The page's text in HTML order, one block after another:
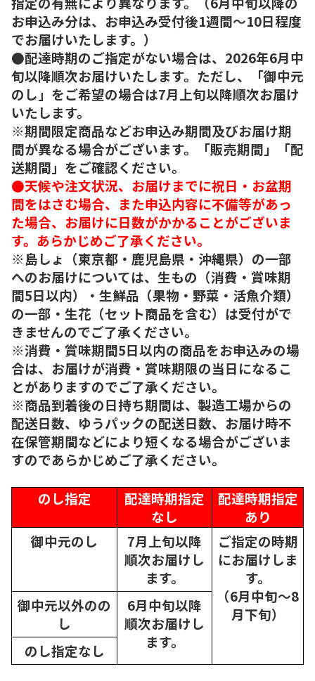
お申込み分は、お申込み受付後1週間～10日程度
でお届けいたします。）
●配達時期のご指定がない場合は、2026年6月中
旬以降順次お届けいたします。ただし、「御中元
のし」をご希望の場合は7月上旬以降順次お届け
いたします。
※期間限定商品などお申込み期間及びお届け期
間が異なる場合がございます。「販売期間」「配
送期間」をご確認ください。
●天候や注文状況、お届けまでに祝日・お盆期
間をはさむ場合、また申込内容に不備等があっ
た場合、お届けに日数がかかることがございま
す。あらかじめご了承ください。
※島しょ（東京都・鹿児島県・沖縄県）の一部
へのお届けについては、生もの（消費・賞味期
間5日以内）・生鮮品（果物・野菜・活魚介類）
の一部・生花（セット商品を含む）は受付がで
きませんのでご了承ください。
※消費・賞味期間5日以内の商品をお申込みの場
合は、お届けが消費・賞味期限の当日になるこ
とがありますのでご了承ください。
※商品到着後の日持ち期間は、製造工場からの
配送日数、ゆうパックの配送日数、お届け時不
在保管期間などにより短くなる場合がございま
すのであらかじめご了承ください。
のし指定
配達時期指定
なし
配達時期指定
あり
御中元のし
7月上旬以降
順次お届けし
ます。
ご指定の時期
にお届けしま
す。
（6月中旬～8
月下旬）
御中元以外のの
し
6月中旬以降
順次お届けし
ます。
のし指定なし